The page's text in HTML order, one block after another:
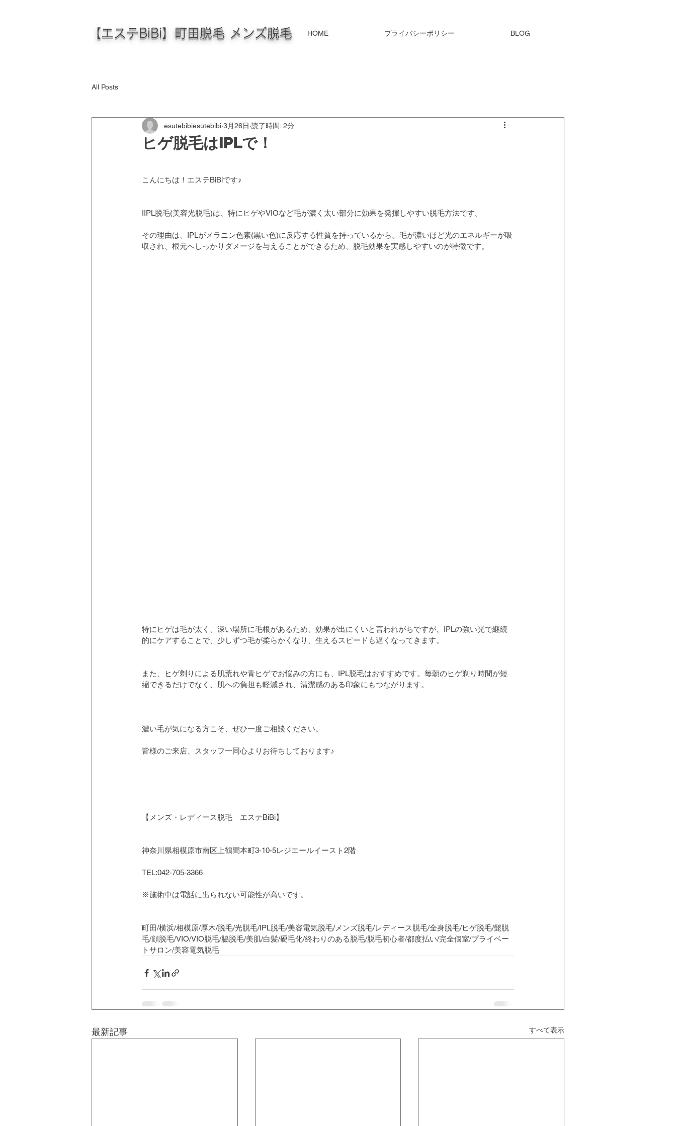
【エステBiBi】町田脱毛 メンズ脱毛 HOME プライバシーポリシー BLOG
All Posts
ヒゲ脱毛はIPLで！
esutebibiesutebibi 3月26日 読了時間: 2分
こんにちは！エステBiBiです♪
IIPL脱毛(美容光脱毛)は、特にヒゲやVIOなど毛が濃く太い部分に効果を発揮しやすい脱毛方法です。
その理由は、IPLがメラニン色素(黒い色)に反応する性質を持っているから。毛が濃いほど光のエネルギーが吸
収され、根元へしっかりダメージを与えることができるため、脱毛効果を実感しやすいのが特徴です。
特にヒゲは毛が太く、深い場所に毛根があるため、効果が出にくいと言われがちですが、IPLの強い光で継続
的にケアすることで、少しずつ毛が柔らかくなり、生えるスピードも遅くなってきます。
また、ヒゲ剃りによる肌荒れや青ヒゲでお悩みの方にも、IPL脱毛はおすすめです。毎朝のヒゲ剃り時間が短
縮できるだけでなく、肌への負担も軽減され、清潔感のある印象にもつながります。
濃い毛が気になる方こそ、ぜひ一度ご相談ください。
皆様のご来店、スタッフ一同心よりお待ちしております♪
【メンズ・レディース脱毛　エステBiBi】
神奈川県相模原市南区上鶴間本町3-10-5レジエールイースト2階
TEL:042-705-3366
※施術中は電話に出られない可能性が高いです。
町田/横浜/相模原/厚木/脱毛/光脱毛/IPL脱毛/美容電気脱毛/メンズ脱毛/レディース脱毛/全身脱毛/ヒゲ脱毛/髭脱
毛/顔脱毛/VIO/VIO脱毛/脇脱毛/美肌/白髪/硬毛化/終わりのある脱毛/脱毛初心者/都度払い/完全個室/プライベー
トサロン/美容電気脱毛
最新記事 すべて表示